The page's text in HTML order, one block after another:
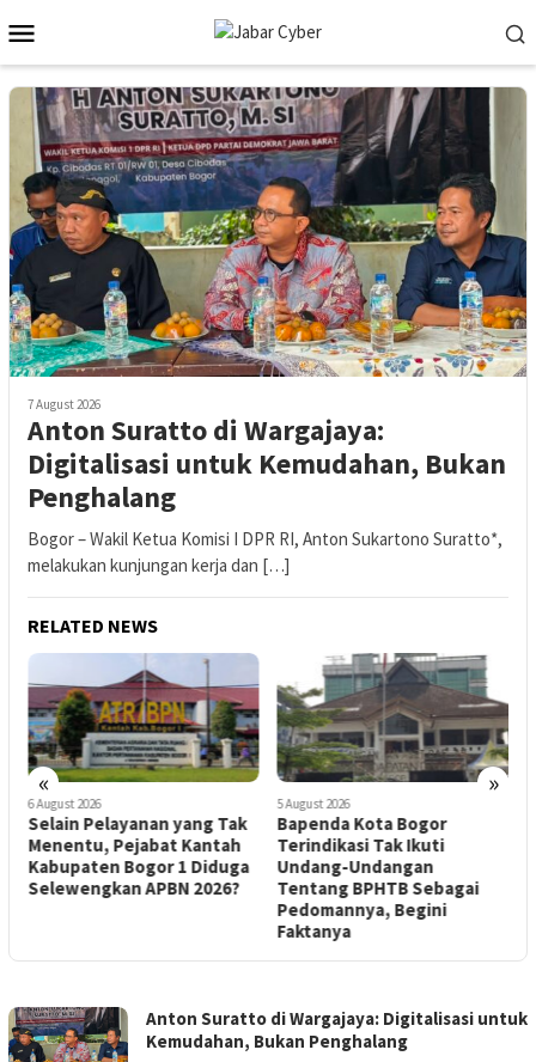
to
contentMenu
7 August 2026
Anton Suratto di Wargajaya:
Digitalisasi untuk Kemudahan, Bukan
Penghalang
Bogor – Wakil Ketua Komisi I DPR RI, Anton Sukartono Suratto*,
melakukan kunjungan kerja dan […]
RELATED NEWS
« »
6 August 2026
Selain Pelayanan yang Tak
Menentu, Pejabat Kantah
Kabupaten Bogor 1 Diduga
Selewengkan APBN 2026?
5 August 2026
Bapenda Kota Bogor
Terindikasi Tak Ikuti
Undang-Undangan
Tentang BPHTB Sebagai
Pedomannya, Begini
Faktanya
JABAR
CYBER
Anton Suratto di Wargajaya: Digitalisasi untuk
Kemudahan, Bukan Penghalang